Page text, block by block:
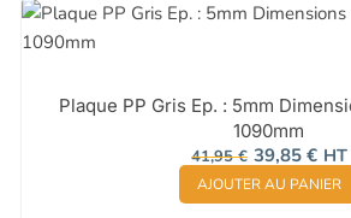
Plaque PP Gris Ep. : 5mm
1090mm
41,95€ Le
prix
initial
était :
39,85 €Le
prix
actuel
est :
HT
AJOUTER AU PANIER